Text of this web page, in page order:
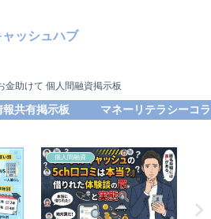
ャッシュハブ
金助けて 個人間融資掲示板
報共有掲示板 マネーリテラシーコ
個人間融資